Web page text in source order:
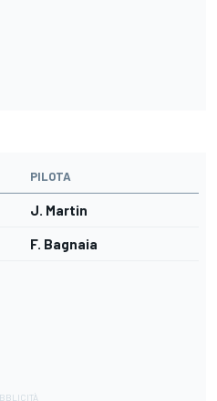
PILOTA
J. Martin
F. Bagnaia